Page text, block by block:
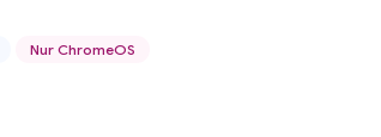
Nur ChromeOS